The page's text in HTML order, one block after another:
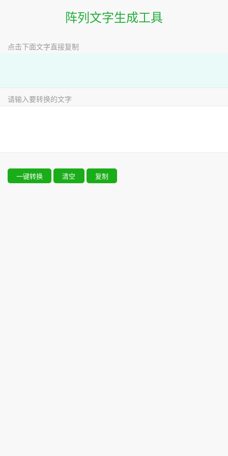
阵列文字生成工具
点击下面文字直接复制
请输入要转换的文字